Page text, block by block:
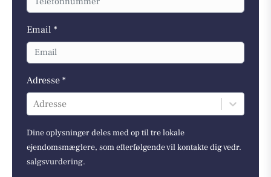
Email *
Adresse *
Adresse
Dine oplysninger deles med op til tre lokale
ejendomsmæglere, som efterfølgende vil kontakte dig vedr.
salgsvurdering.